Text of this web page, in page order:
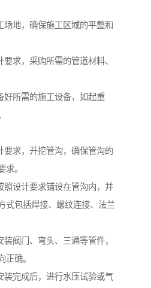
地，确保施工区域的平整和
求，采购所需的管道材料、
所需的施工设备，如起重
求，开挖管沟，确保管沟的
求。
设计要求铺设在管沟内，并
式包括焊接、螺纹连接、法兰
阀门、弯头、三通等管件，
正确。
完成后，进行水压试验或气